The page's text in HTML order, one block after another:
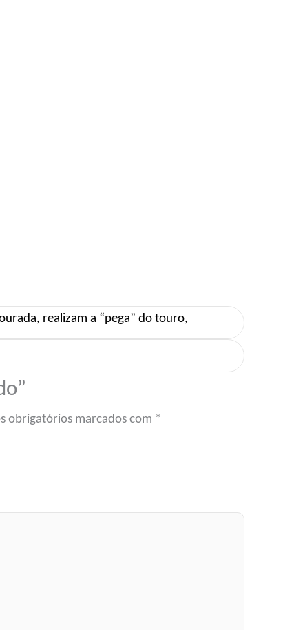
realizam a “pega” do touro,
obrigatórios marcados com *